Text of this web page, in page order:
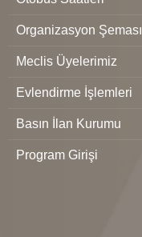
Organizasyon Şeması
Meclis Üyelerimiz
Evlendirme İşlemleri
Basın İlan Kurumu
Program Girişi